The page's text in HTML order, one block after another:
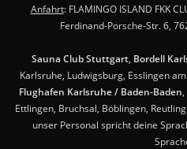
Anfahrt: FLAMINGO ISLAND FKK
Ferdinand-Porsche-Str. 6,
Sauna Club Stuttgart, Bordell
Karlsruhe, Ludwigsburg, Esslingen
Flughafen Karlsruhe / Baden-Baden
Ettlingen, Bruchsal, Böblingen,
unser Personal spricht deine